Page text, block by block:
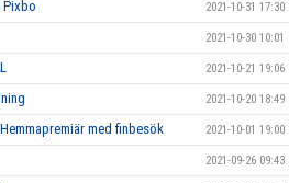
2021-10-31 17:30
2021-10-30 10:01
2021-10-21 19:06
2021-10-20 18:49
med finbesök 2021-10-01 19:00
2021-09-26 09:43